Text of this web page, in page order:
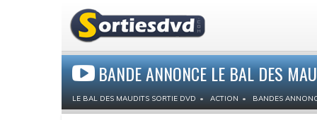
BANDE ANNONCE LE BAL DES
LE BAL DES MAUDITS SORTIE DVD ACTION BANDES